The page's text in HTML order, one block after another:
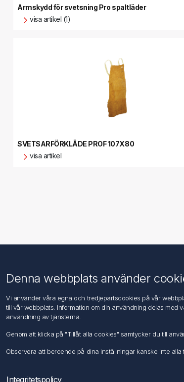
Armskydd för svetsning Pro spaltläder
visa artikel (1)
SVETSARFÖRKLÄDE PROF 107X80
visa artikel
Information
DIN EN ISO 9001 & 14001
Integritetspolicy
Om oss
Denna webbplats använder
Vi använder våra egna och tredjepartscookies på vår
till vår webbplats. Information om din användning delas med
användning av tjänsterna.
Genom att klicka på "Tillåt alla cookies" samtycker du till
Observera att beroende på dina inställningar kanske inte
Integritetspolicy